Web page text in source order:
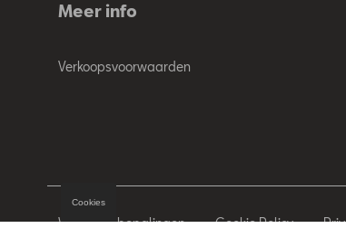
Meer info
Verkoopsvoorwaarden
Wettelijke bepalingen Cookie Policy
Cookies